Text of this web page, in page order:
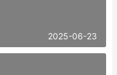
2025-06-23